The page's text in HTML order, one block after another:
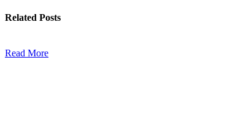
Related Posts
Read More